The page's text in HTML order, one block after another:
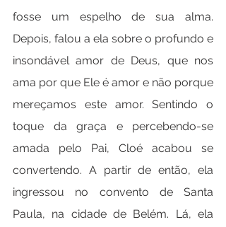
fosse um espelho de sua alma.
Depois, falou a ela sobre o profundo e
insondável amor de Deus, que nos
ama por que Ele é amor e não porque
mereçamos este amor. Sentindo o
toque da graça e percebendo-se
amada pelo Pai, Cloé acabou se
convertendo. A partir de então, ela
ingressou no convento de Santa
Paula, na cidade de Belém. Lá, ela